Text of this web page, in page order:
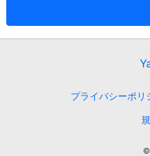
プライバシーポリ
©